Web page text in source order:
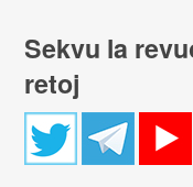
Sekvu la
retoj